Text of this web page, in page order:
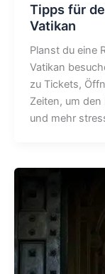
Tipps für
Vatikan
Planst du eine
Vatikan
zu Tickets,
Zeiten, um
und mehr